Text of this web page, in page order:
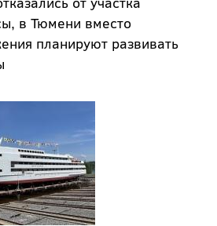
в Тюмени вместо
планируют развивать